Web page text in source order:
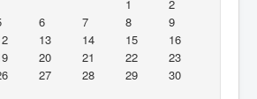
1
2
6 7 8
9
13 14 15
16
20 21 22
23
27 28 29
30